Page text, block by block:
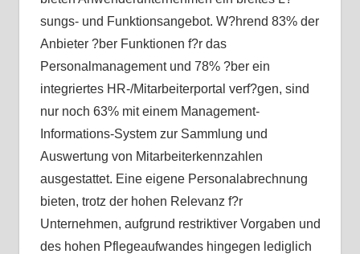
sungs- und Funktionsangebot. W?hrend 83% der
Anbieter ?ber Funktionen f?r das
Personalmanagement und 78% ?ber ein
integriertes HR-/Mitarbeiterportal verf?gen, sind
nur noch 63% mit einem Management-
Informations-System zur Sammlung und
Auswertung von Mitarbeiterkennzahlen
ausgestattet. Eine eigene Personalabrechnung
bieten, trotz der hohen Relevanz f?r
Unternehmen, aufgrund restriktiver Vorgaben und
des hohen Pflegeaufwandes hingegen lediglich